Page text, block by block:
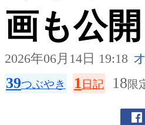
画も公開
2026年06月14日 19:18
39つぶやき 1 日記 18限